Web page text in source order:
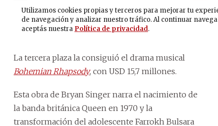
La tercera plaza la consiguió el drama musical
Bohemian Rhapsody, con USD 15,7 millones.
Esta obra de Bryan Singer narra el nacimiento de
la banda británica Queen en 1970 y la
transformación del adolescente Farrokh Bulsara